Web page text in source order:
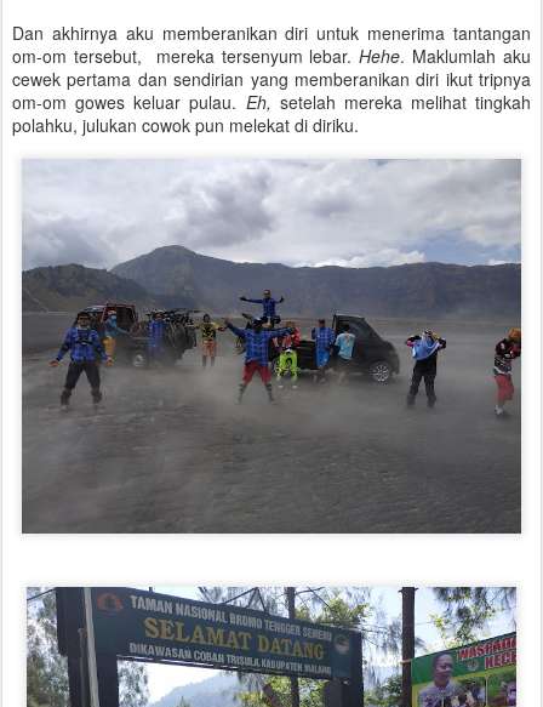
Dan akhirnya aku memberanikan diri untuk menerima tantangan
om-om tersebut, mereka tersenyum lebar.Hehe. Maklumlah aku
cewek pertama dan sendirian yang memberanikan diri ikut tripnya
om-om gowes keluar pulau. Eh, setelah mereka melihat tingkah
polahku, julukan cowok pun melekat di diriku.